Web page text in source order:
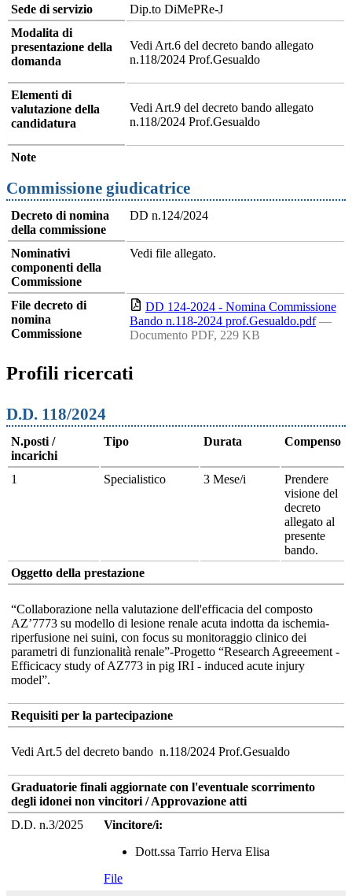
Sede di servizio
Dip.to DiMePRe-J
Modalita di
presentazione della
domanda
Vedi Art.6 del decreto bando allegato
n.118/2024 Prof.Gesualdo
Elementi di
valutazione della
candidatura
Vedi Art.9 del decreto bando allegato
n.118/2024 Prof.Gesualdo
Note
Commissione giudicatrice
Decreto di nomina
della commissione
DD n.124/2024
Nominativi
componenti della
Commissione
Vedi file allegato.
File decreto di
nomina
Commissione
DD 124-2024 - Nomina Commissione
Bando n.118-2024 prof.Gesualdo.pdf —
Documento PDF, 229 KB
Profili ricercati
D.D. 118/2024
N.posti /
incarichi
Tipo Durata Compenso
1 Specialistico 3 Mese/i
Prendere
visione del
decreto
allegato al
presente
bando.
Oggetto della prestazione
“Collaborazione nella valutazione dell'efficacia del composto
AZ’7773 su modello di lesione renale acuta indotta da ischemia-
riperfusione nei suini, con focus su monitoraggio clinico dei
parametri di funzionalità renale”-Progetto “Research Agreeement -
Efficicacy study of AZ773 in pig IRI - induced acute injury
model”.
Requisiti per la partecipazione
Vedi Art.5 del decreto bando n.118/2024 Prof.Gesualdo
Graduatorie finali aggiornate con l'eventuale scorrimento
degli idonei non vincitori / Approvazione atti
D.D. n.3/2025
Vincitore/i:
Dott.ssa Tarrio Herva Elisa
File